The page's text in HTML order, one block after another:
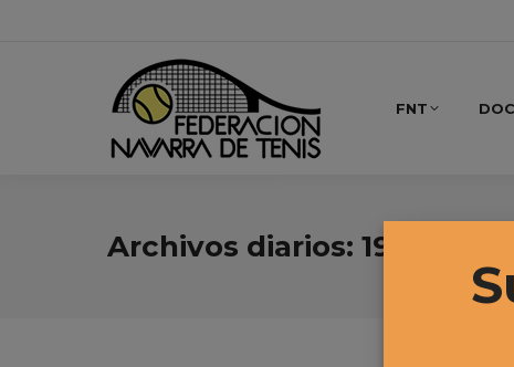
FNT
Archivos diarios: 19 enero,